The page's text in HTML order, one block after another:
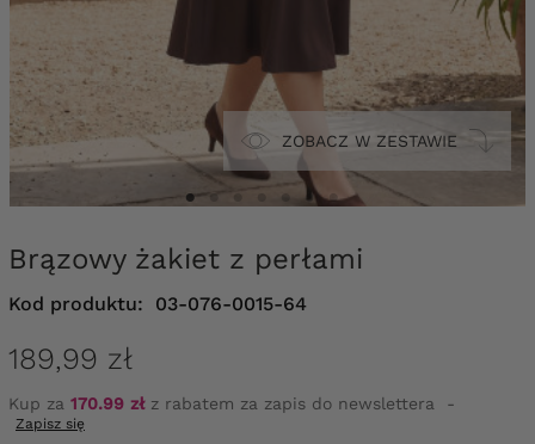
ZOBACZ W ZESTAWIE
Brązowy żakiet z perłami
Kod produktu: 03-076-0015-64
189,99 zł
Kup za 170.99 złz rabatem za zapis do newslettera -
Zapisz się